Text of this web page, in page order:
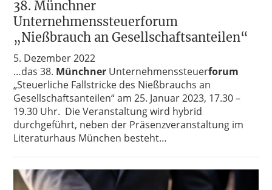
38. Münchner
Unternehmenssteuerforum
„Nießbrauch an Gesellschaftsanteilen“
5. Dezember 2022
…das 38. Münchner Unternehmenssteuerforum
„Steuerliche Fallstricke des Nießbrauchs an
Gesellschaftsanteilen“ am 25. Januar 2023, 17.30 –
19.30 Uhr. Die Veranstaltung wird hybrid
durchgeführt, neben der Präsenzveranstaltung im
Literaturhaus München besteht…